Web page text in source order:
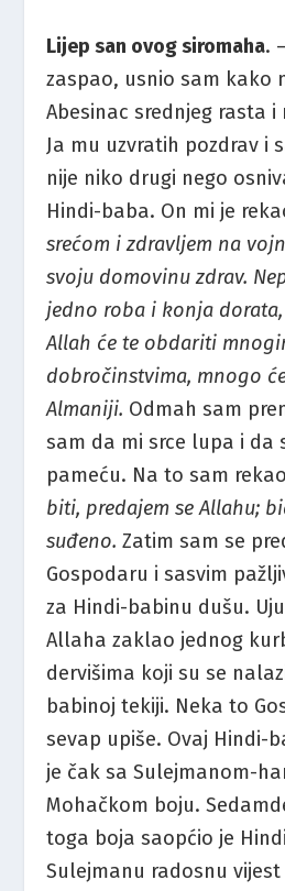
Lijep san ovog siromaha.
zaspao, usnio sam kako
Abesinac srednjeg rasta i
Ja mu uzvratih pozdrav i
nije niko drugi nego
Hindi-baba. On mi je
srećom i zdravljem na
svoju domovinu zdrav.
jedno roba i konja dorata,
Allah će te obdariti
dobročinstvima, mnogo
Almaniji. Odmah sam
sam da mi srce lupa i da
pameću. Na to sam
biti, predajem se Allahu;
suđeno.Zatim sam se
Gospodaru i sasvim
za Hindi-babinu dušu.
Allaha zaklao jednog
dervišima koji su se
babinoj tekiji. Neka to
sevap upiše. Ovaj Hindi-
je čak sa Sulejmanom-
Mohačkom boju.
toga boja saopćio je
Sulejmanu radosnu